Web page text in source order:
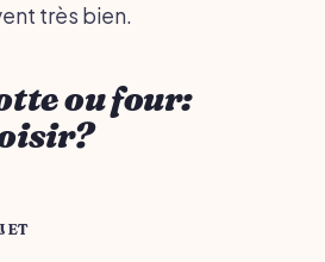
très bien.
ou four: